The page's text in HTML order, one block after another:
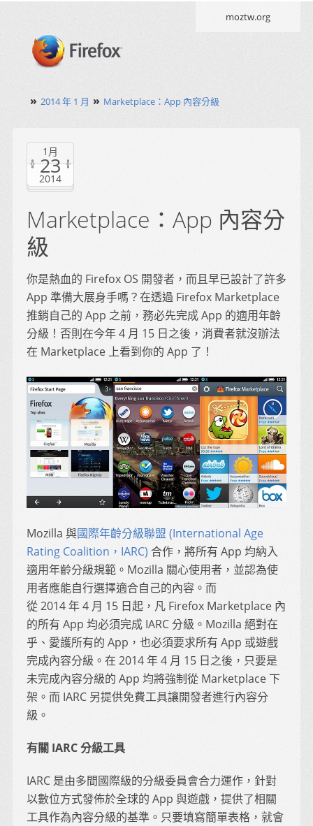
moztw.org
» 2014 年 1 月 » Marketplace：App 內容分級
1月
23
2014
Marketplace：App 內容分
級
你是熱血的 Firefox OS 開發者，而且早已設計了許多
App 準備大展身手嗎？在透過 Firefox Marketplace
推銷自己的 App 之前，務必先完成 App 的適用年齡
分級！否則在今年 4 月 15 日之後，消費者就沒辦法
在 Marketplace 上看到你的 App 了！
Mozilla 與國際年齡分級聯盟 (International Age
Rating Coalition，IARC) 合作，將所有 App 均納入
適用年齡分級規範。Mozilla 關心使用者，並認為使
用者應能自行選擇適合自己的內容。而
從 2014 年 4 月 15 日起，凡 Firefox Marketplace 內
的所有 App 均必須完成 IARC 分級。Mozilla 絕對在
乎、愛護所有的 App，也必須要求所有 App 或遊戲
完成內容分級。在 2014 年 4 月 15 日之後，只要是
未完成內容分級的 App 均將強制從 Marketplace 下
架。而 IARC 另提供免費工具讓開發者進行內容分
級。
有關 IARC 分級工具
IARC 是由多間國際級的分級委員會合力運作，針對
以數位方式發佈於全球的 App 與遊戲，提供了相關
工具作為內容分級的基準。只要填寫簡單表格，就會